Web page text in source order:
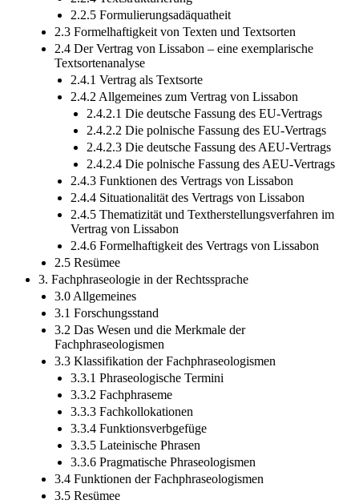
2.2.4 Textstrukturierung
2.2.5 Formulierungsadäquatheit
2.3 Formelhaftigkeit von Texten und Textsorten
2.4 Der Vertrag von Lissabon – eine exemplarische
Textsortenanalyse
2.4.1 Vertrag als Textsorte
2.4.2 Allgemeines zum Vertrag von Lissabon
2.4.2.1 Die deutsche Fassung des EU-Vertrags
2.4.2.2 Die polnische Fassung des EU-Vertrags
2.4.2.3 Die deutsche Fassung des AEU-Vertrags
2.4.2.4 Die polnische Fassung des AEU-Vertrags
2.4.3 Funktionen des Vertrags von Lissabon
2.4.4 Situationalität des Vertrags von Lissabon
2.4.5 Thematizität und Textherstellungsverfahren im
Vertrag von Lissabon
2.4.6 Formelhaftigkeit des Vertrags von Lissabon
2.5 Resümee
3. Fachphraseologie in der Rechtssprache
3.0 Allgemeines
3.1 Forschungsstand
3.2 Das Wesen und die Merkmale der
Fachphraseologismen
3.3 Klassifikation der Fachphraseologismen
3.3.1 Phraseologische Termini
3.3.2 Fachphraseme
3.3.3 Fachkollokationen
3.3.4 Funktionsverbgefüge
3.3.5 Lateinische Phrasen
3.3.6 Pragmatische Phraseologismen
3.4 Funktionen der Fachphraseologismen